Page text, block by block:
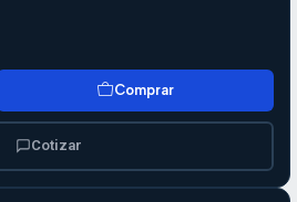
Comprar
Cotizar